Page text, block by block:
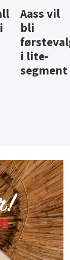
Hard
iste fra
Hansa